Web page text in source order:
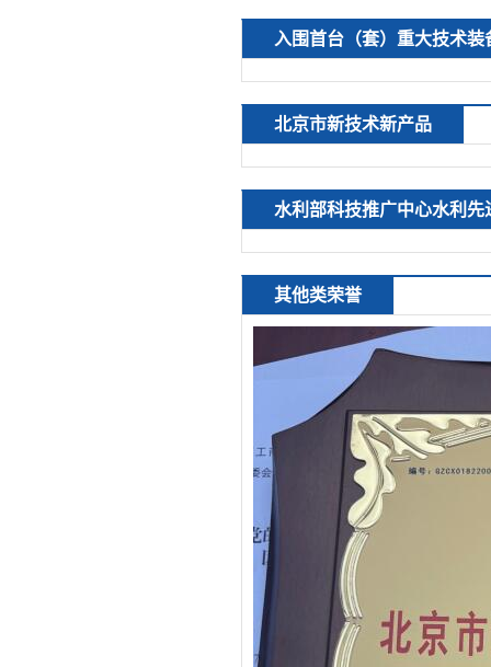
入围首台（套）重大技术装
北京市新技术新产品
水利部科技推广中心水利
其他类荣誉